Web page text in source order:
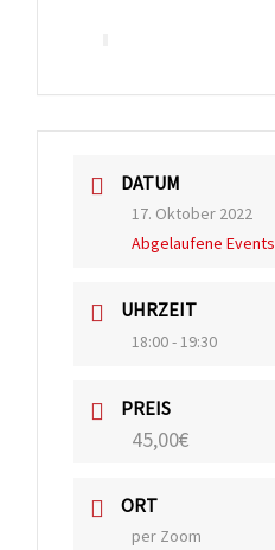
DATUM
17. Oktober 2022
Abgelaufene Events
UHRZEIT
18:00 - 19:30
PREIS
45,00€
ORT
per Zoom